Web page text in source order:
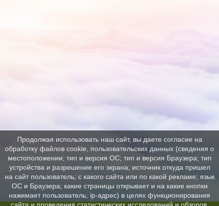
Продолжая использовать наш сайт, вы даете согласие на
обработку файлов cookie, пользовательских данных (сведения о
местоположении; тип и версия ОС; тип и версия Браузера; тип
устройства и разрешение его экрана; источник откуда пришел
на сайт пользователь; с какого сайта или по какой рекламе; язык
ОС и Браузера; какие страницы открывает и на какие кнопки
нажимает пользователь; ip-адрес) в целях функционирования